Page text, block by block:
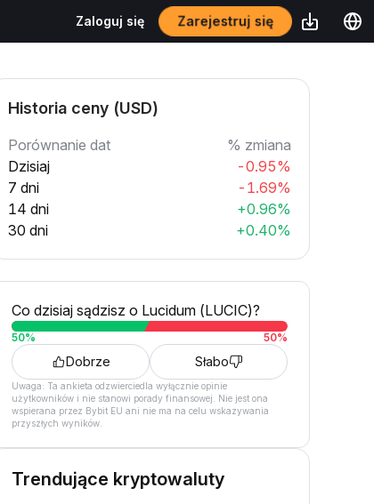
Zaloguj się Zarejestruj się
Historia ceny (USD)
Porównanie dat
% zmiana
Dzisiaj
-0.95%
7 dni
-1.69%
14 dni
+0.96%
30 dni
+0.40%
Co dzisiaj sądzisz o Lucidum (LUCIC)?
50% 50%
Dobrze Słabo
Uwaga: Ta ankieta odzwierciedla wyłącznie opinie
użytkowników i nie stanowi porady finansowej. Nie jest ona
wspierana przez Bybit EU ani nie ma na celu wskazywania
przyszłych wyników.
Trendujące kryptowaluty